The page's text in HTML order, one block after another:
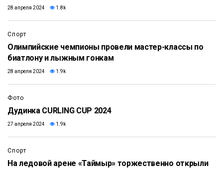
28 апреля 2024 1.8k
Спорт
Олимпийские чемпионы провели мастер-классы по
биатлону и лыжным гонкам
28 апреля 2024 1.9k
Фото
Дудинка CURLING CUP 2024
27 апреля 2024 1.9k
Спорт
На ледовой арене «Таймыр» торжественно открыли